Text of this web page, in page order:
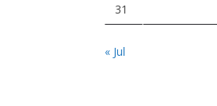
31
« Jul